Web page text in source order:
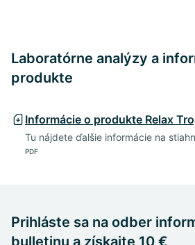
Laboratórne analýzy a
produkte
Informácie o produkte Relax
Tu nájdete ďalšie informácie na
PDF
Prihláste sa na odber
bulletinu a získajte 10 €